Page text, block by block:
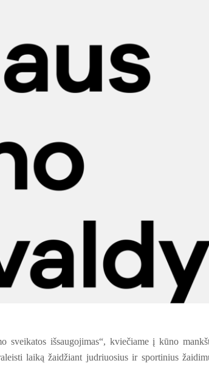
sveikatos išsaugojimas“, kviečiame į kūno
laiką žaidžiant judriuosius ir sportinius